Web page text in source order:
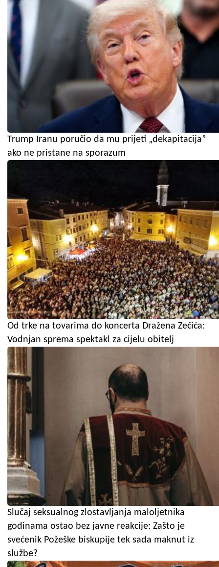
Trump Iranu poručio da mu prijeti „dekapitacija”
ako ne pristane na sporazum
Od trke na tovarima do koncerta Dražena Zečića:
Vodnjan sprema spektakl za cijelu obitelj
Slučaj seksualnog zlostavljanja maloljetnika
godinama ostao bez javne reakcije: Zašto je
svećenik Požeške biskupije tek sada maknut iz
službe?